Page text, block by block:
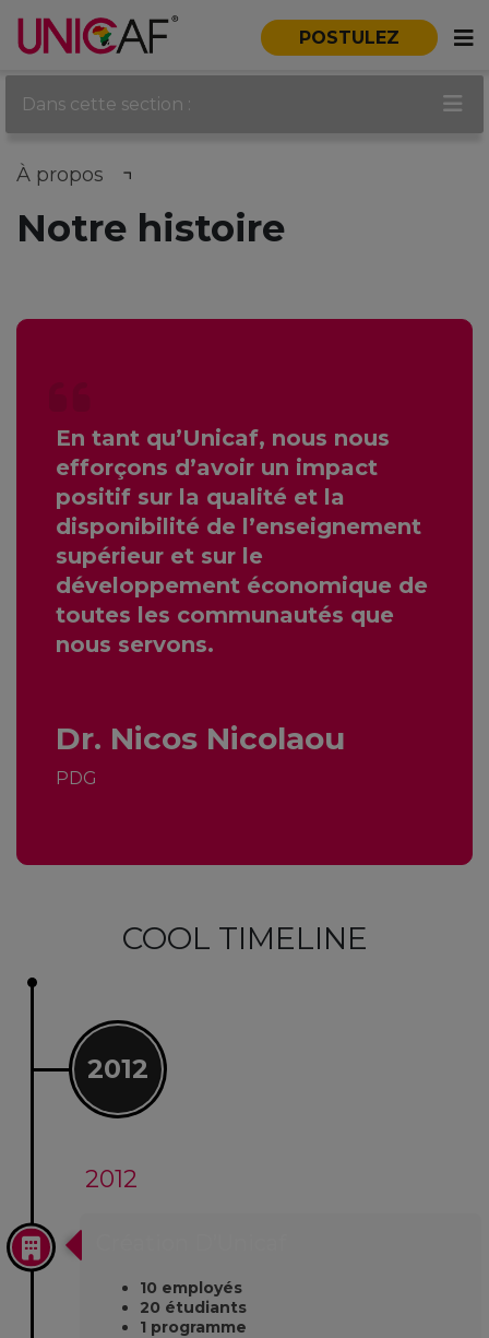
POSTULEZ
Dans cette section :
À propos
Notre histoire
En tant qu’Unicaf, nous nous
efforçons d’avoir un impact
positif sur la qualité et la
disponibilité de l’enseignement
supérieur et sur le
développement économique de
toutes les communautés que
nous servons.
Dr. Nicos Nicolaou
PDG
COOL TIMELINE
2012
2012
10 employés
20 étudiants
1 programme